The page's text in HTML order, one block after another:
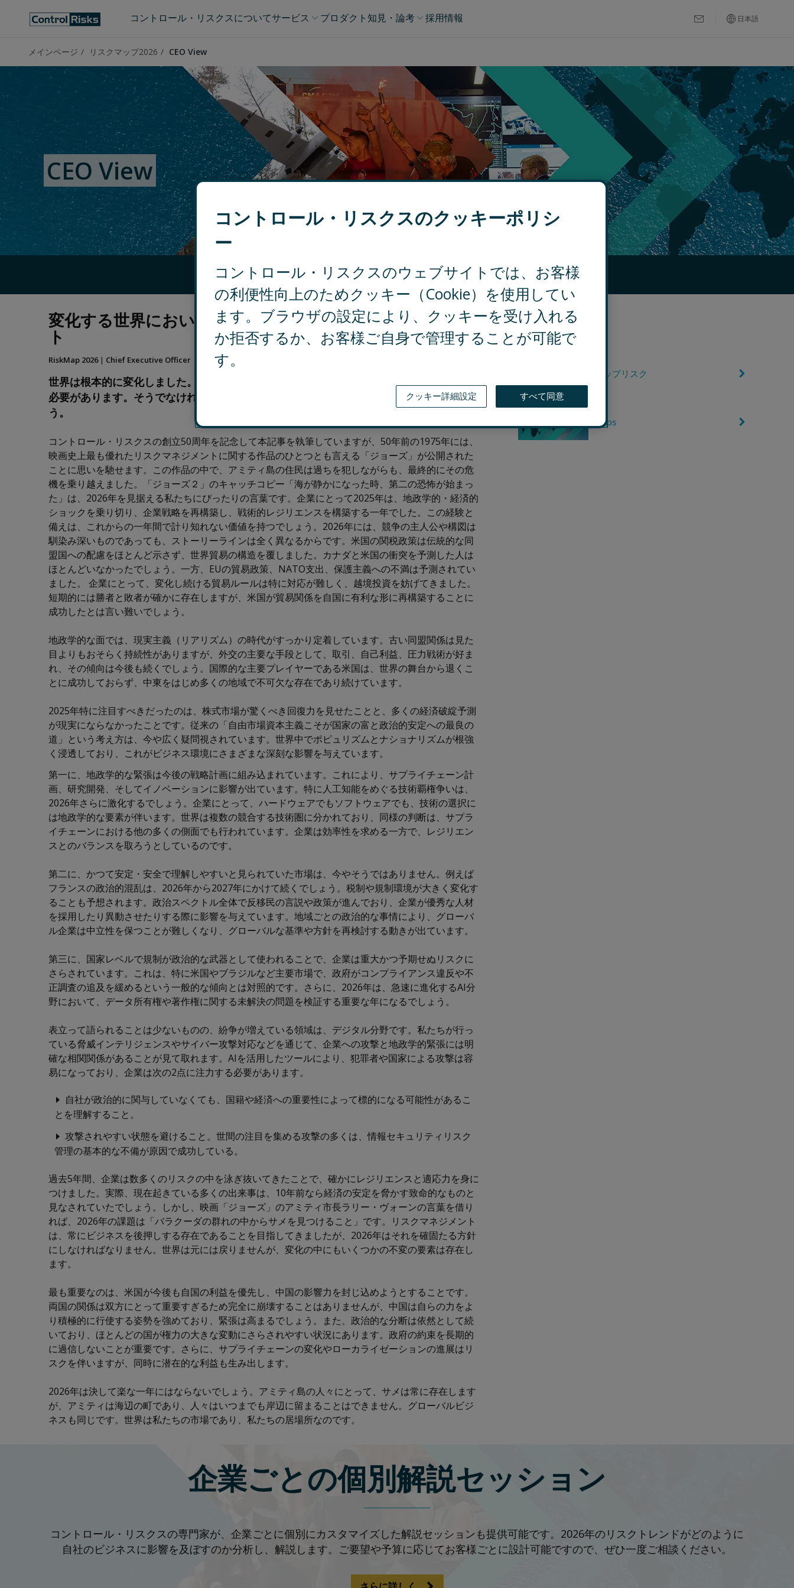
コントロール・リスクスについてサービス プロダクト 知見・論考​ 採用情報 日本語
メインページ リスクマップ2026 CEO View
CEO View
ホーム トップリスク MAPS CEO VIEW 個別の解説セッション
変化する世界において進化が求められるリスクマネジメン
ト
RiskMap 2026 | Chief Executive Officer
世界は根本的に変化しました。2026年に企業が成功するには、新たなルールを迅速に学ぶ
必要があります。そうでなければ機会を逃し、事業存続を脅かす危機に直面するでしょ
う。
コントロール・リスクスの創立50周年を記念して本記事を執筆していますが、50年前の1975年には、
映画史上最も優れたリスクマネジメントに関する作品のひとつとも言える「ジョーズ」が公開された
ことに思いを馳せます。この作品の中で、アミティ島の住民は過ちを犯しながらも、最終的にその危
機を乗り越えました。「ジョーズ２」のキャッチコピー「海が静かになった時、第二の恐怖が始まっ
た」は、2026年を見据える私たちにぴったりの言葉です。企業にとって2025年は、地政学的・経済的
ショックを乗り切り、企業戦略を再構築し、戦術的レジリエンスを構築する一年でした。この経験と
備えは、これからの一年間で計り知れない価値を持つでしょう。2026年には、競争の主人公や構図は
馴染み深いものであっても、ストーリーラインは全く異なるからです。米国の関税政策は伝統的な同
盟国への配慮をほとんど示さず、世界貿易の構造を覆しました。カナダと米国の衝突を予測した人は
ほとんどいなかったでしょう。一方、EUの貿易政策、NATO支出、保護主義への不満は予測されてい
ました。 企業にとって、変化し続ける貿易ルールは特に対応が難しく、越境投資を妨げてきました。
短期的には勝者と敗者が確かに存在しますが、米国が貿易関係を自国に有利な形に再構築することに
成功したとは言い難いでしょう。
地政学的な面では、現実主義（リアリズム）の時代がすっかり定着しています。古い同盟関係は見た
目よりもおそらく持続性がありますが、外交の主要な手段として、取引、自己利益、圧力戦術が好ま
れ、その傾向は今後も続くでしょう。国際的な主要プレイヤーである米国は、世界の舞台から退くこ
とに成功しておらず、中東をはじめ多くの地域で不可欠な存在であり続けています。
2025年特に注目すべきだったのは、株式市場が驚くべき回復力を見せたことと、多くの経済破綻予測
が現実にならなかったことです。従来の「自由市場資本主義こそが国家の富と政治的安定への最良の
道」という考え方は、今や広く疑問視されています。世界中でポピュリズムとナショナリズムが根強
く浸透しており、これがビジネス環境にさまざまな深刻な影響を与えています。
第一に、地政学的な緊張は今後の戦略計画に組み込まれています。これにより、サプライチェーン計
画、研究開発、そしてイノベーションに影響が出ています。特に人工知能をめぐる技術覇権争いは、
2026年さらに激化するでしょう。企業にとって、ハードウェアでもソフトウェアでも、技術の選択に
は地政学的な要素が伴います。世界は複数の競合する技術圏に分かれており、同様の判断は、サプラ
イチェーンにおける他の多くの側面でも行われています。企業は効率性を求める一方で、レジリエン
スとのバランスを取ろうとしているのです。
第二に、かつて安定・安全で理解しやすいと見られていた市場は、今やそうではありません。例えば
フランスの政治的混乱は、2026年から2027年にかけて続くでしょう。税制や規制環境が大きく変化す
ることも予想されます。政治スペクトル全体で反移民の言説や政策が進んでおり、企業が優秀な人材
を採用したり異動させたりする際に影響を与えています。地域ごとの政治的な事情により、グローバ
ル企業は中立性を保つことが難しくなり、グローバルな基準や方針を再検討する動きが出ています。
第三に、国家レベルで規制が政治的な武器として使われることで、企業は重大かつ予期せぬリスクに
さらされています。これは、特に米国やブラジルなど主要市場で、政府がコンプライアンス違反や不
正調査の追及を緩めるという一般的な傾向とは対照的です。さらに、2026年は、急速に進化するAI分
野において、データ所有権や著作権に関する未解決の問題を検証する重要な年になるでしょう。
表立って語られることは少ないものの、紛争が増えている領域は、デジタル分野です。私たちが行っ
ている脅威インテリジェンスやサイバー攻撃対応などを通じて、企業への攻撃と地政学的緊張には明
確な相関関係があることが見て取れます。AIを活用したツールにより、犯罪者や国家による攻撃は容
易になっており、企業は次の2点に注力する必要があります。
自社が政治的に関与していなくても、国籍や経済への重要性によって標的になる可能性があるこ
とを理解すること。
攻撃されやすい状態を避けること。世間の注目を集める攻撃の多くは、情報セキュリティリスク
管理の基本的な不備が原因で成功している。
過去5年間、企業は数多くのリスクの中を泳ぎ抜いてきたことで、確かにレジリエンスと適応力を身に
つけました。実際、現在起きている多くの出来事は、10年前なら経済の安定を脅かす致命的なものと
見なされていたでしょう。しかし、映画「ジョーズ」のアミティ市長ラリー・ヴォーンの言葉を借り
れば、2026年の課題は「バラクーダの群れの中からサメを見つけること」です。リスクマネジメント
は、常にビジネスを後押しする存在であることを目指してきましたが、2026年はそれを確固たる方針
にしなければなりません。世界は元には戻りませんが、変化の中にもいくつかの不変の要素は存在し
ます。
最も重要なのは、米国が今後も自国の利益を優先し、中国の影響力を封じ込めようとすることです。
両国の関係は双方にとって重要すぎるため完全に崩壊することはありませんが、中国は自らの力をよ
り積極的に行使する姿勢を強めており、緊張は高まるでしょう。また、政治的な分断は依然として続
いており、ほとんどの国が権力の大きな変動にさらされやすい状況にあります。政府の約束を長期的
に過信しないことが重要です。さらに、サプライチェーンの変化やローカライゼーションの進展はリ
スクを伴いますが、同時に潜在的な利益も生み出します。
2026年は決して楽な一年にはならないでしょう。アミティ島の人々にとって、サメは常に存在します
が、アミティは海辺の町であり、人々はいつまでも岸辺に留まることはできません。グローバルビジ
ネスも同じです。世界は私たちの市場であり、私たちの居場所なのです。
関連情報
トップリスク
Maps
企業ごとの個別解説セッション
コントロール・リスクスの専門家が、企業ごとに個別にカスタマイズした解説セッションも提供可能です。2026年のリスクトレンドがどのように
自社のビジネスに影響を及ぼすのか分析し、解説します。ご要望や予算に応じてお客様ごとに設計可能ですので、ぜひ一度ご相談ください。
コントロール・リスクスのクッキーポリシ
ー
コントロール・リスクスのウェブサイトでは、お客様
の利便性向上のためクッキー（Cookie）を使用してい
ます。ブラウザの設定により、クッキーを受け入れる
か拒否するか、お客様ご自身で管理することが可能で
す。
クッキー詳細設定 すべて同意